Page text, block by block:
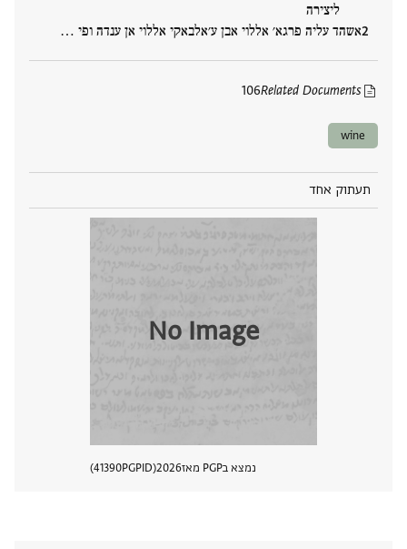
ליצירה
אשהד עליה פרגא׳ אללוי אבן ע׳אלבאקי אללוי אן ענדה ופי ‮…
Related Documents
106
wine
תעתוק אחד
No Image
נמצא בPGP מאז 2026
PGPID
41390